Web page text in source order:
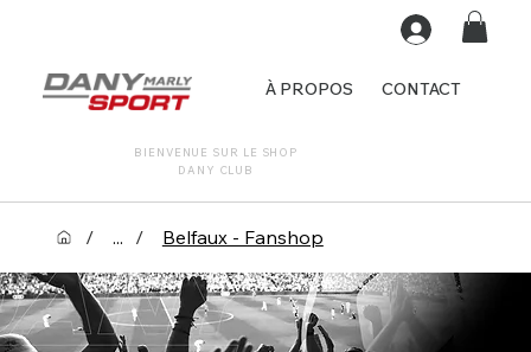
DANY CLUB
BIENVENUE SUR LE SHOP
À PROPOS CONTACT
/ ... / Belfaux - Fanshop